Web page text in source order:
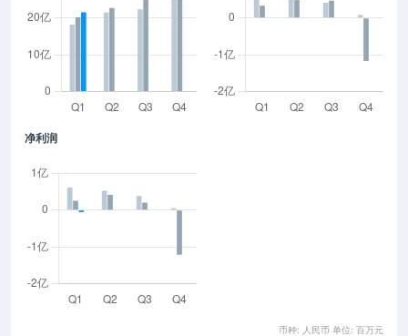
净利润
币种: 人民币 单位: 百万元